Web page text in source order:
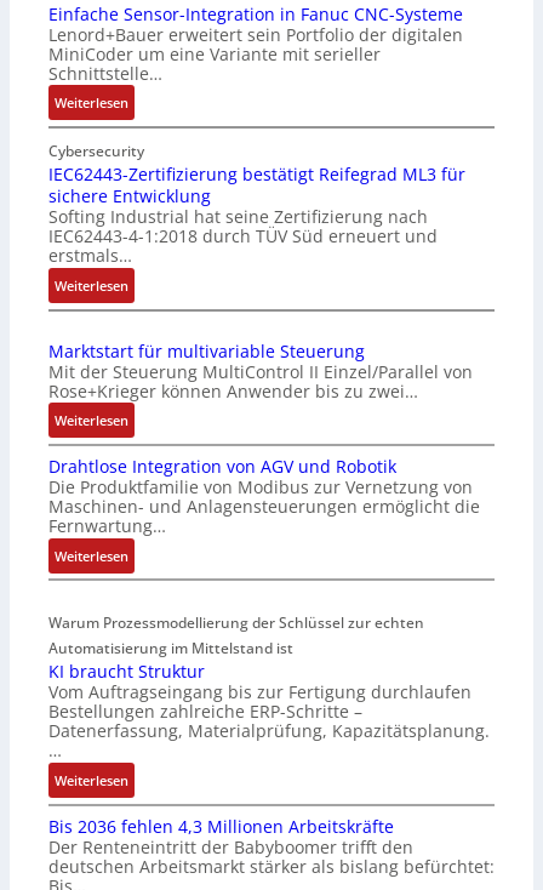
Einfache Sensor-Integration in Fanuc CNC-Systeme
Lenord+Bauer erweitert sein Portfolio der digitalen
MiniCoder um eine Variante mit serieller
Schnittstelle…
Weiterlesen:
E
i
n
f
a
c
h
e
S
n
s
o
r
-
n
t
e
g
r
t
i
o
n
i
F
a
n
u
c
Cybersecurity
IEC62443-Zertifizierung bestätigt Reifegrad ML3 für
sichere Entwicklung
Softing Industrial hat seine Zertifizierung nach
IEC62443-4-1:2018 durch TÜV Süd erneuert und
erstmals…
Weiterlesen:
I
C
6
2
4
4
-
Z
e
r
t
f
i
z
i
e
u
n
b
e
Marktstart für multivariable Steuerung
Mit der Steuerung MultiControl II Einzel/Parallel von
Rose+Krieger können Anwender bis zu zwei…
Weiterlesen:
M
a
r
k
t
s
t
r
t
f
ü
r
m
u
l
t
i
v
Drahtlose Integration von AGV und Robotik
Die Produktfamilie von Modibus zur Vernetzung von
Maschinen- und Anlagensteuerungen ermöglicht die
Fernwartung…
Weiterlesen:
D
a
h
t
l
o
s
e
I
n
t
e
g
Warum Prozessmodellierung der Schlüssel zur echten
Automatisierung im Mittelstand ist
KI braucht Struktur
Vom Auftragseingang bis zur Fertigung durchlaufen
Bestellungen zahlreiche ERP-Schritte –
Datenerfassung, Materialprüfung, Kapazitätsplanung.
…
Weiterlesen:
K
I
b
r
Bis 2036 fehlen 4,3 Millionen Arbeitskräfte
Der Renteneintritt der Babyboomer trifft den
deutschen Arbeitsmarkt stärker als bislang befürchtet: